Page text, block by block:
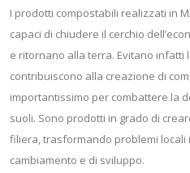
I prodotti compostabili realizzati in
capaci di chiudere il cerchio
e ritornano alla terra. Evitano infatti
contribuiscono alla creazione di
importantissimo per combattere la
suoli. Sono prodotti in grado di
filiera, trasformando problemi
cambiamento e di sviluppo.